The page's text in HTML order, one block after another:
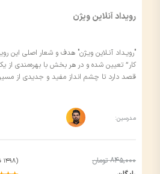
رویداد آنلاین ویژن
"رویـداد آنـلاین ویـژن" هدف و شعار اصلی
کار” تعیین شده و در هر بخش با بهره‌مندی
قصد دارد تا چشم انداز مفید و جدیدی از
مدرسین:
845,000 تومان (1498 فروش)